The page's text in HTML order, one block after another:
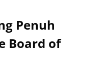
Penuh
Board of